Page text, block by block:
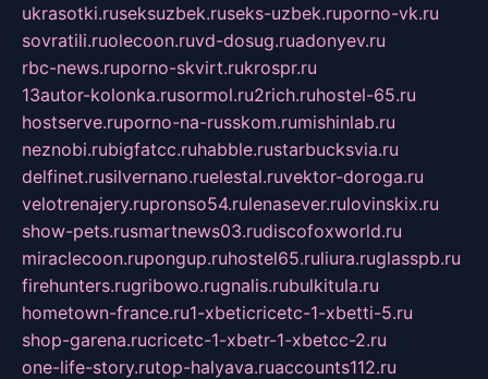
ukrasotki.ruseksuzbek.ruseks-uzbek.ruporno-vk.ru
sovratili.ruolecoon.ruvd-dosug.ruadonyev.ru
rbc-news.ruporno-skvirt.rukrospr.ru
13autor-kolonka.rusormol.ru2rich.ruhostel-65.ru
hostserve.ruporno-na-russkom.rumishinlab.ru
neznobi.rubigfatcc.ruhabble.rustarbucksvia.ru
delfinet.rusilvernano.ruelestal.ruvektor-doroga.ru
velotrenajery.rupronso54.rulenasever.rulovinskix.ru
show-pets.rusmartnews03.rudiscofoxworld.ru
miraclecoon.rupongup.ruhostel65.ruliura.ruglasspb.ru
firehunters.rugribowo.rugnalis.rubulkitula.ru
hometown-france.ru1-xbeticricetc-1-xbetti-5.ru
shop-garena.rucricetc-1-xbetr-1-xbetcc-2.ru
one-life-story.rutop-halyava.ruaccounts112.ru